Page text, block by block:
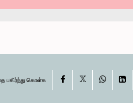
பகிர்ந்து கொள்க Facebook